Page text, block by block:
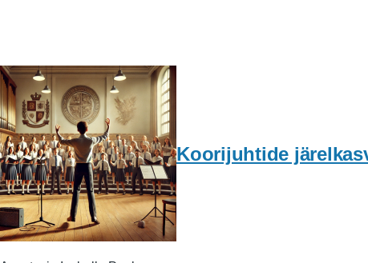
Koorijuhtide